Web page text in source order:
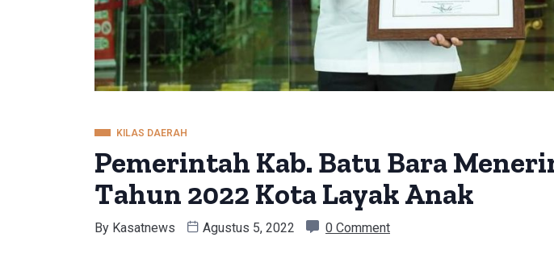
KILAS DAERAH
Pemerintah Kab. Batu Bara
Tahun 2022 Kota Layak Anak
By Kasatnews Agustus 5, 2022 0 Comment